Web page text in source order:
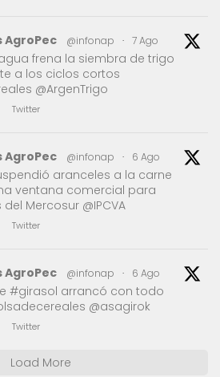
AgroPec @infonap · 7 Ago
frena la siembra de trigo
a los ciclos cortos
@ArgenTrigo
Twitter
AgroPec @infonap · 6 Ago
aranceles a la carne
ventana comercial para
Mercosur @IPCVA
Twitter
AgroPec @infonap · 6 Ago
#girasol arrancó con todo
@asagirok
Twitter
Load More